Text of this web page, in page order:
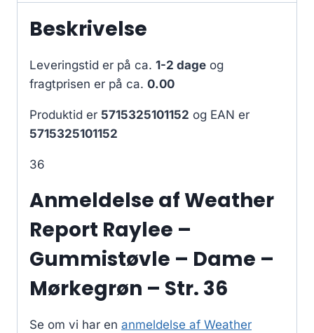
Beskrivelse
Leveringstid er på ca. 1-2 dage og
fragtprisen er på ca. 0.00
Produktid er 5715325101152 og EAN er
5715325101152
36
Anmeldelse af Weather
Report Raylee –
Gummistøvle – Dame –
Mørkegrøn – Str. 36
Se om vi har en anmeldelse af Weather